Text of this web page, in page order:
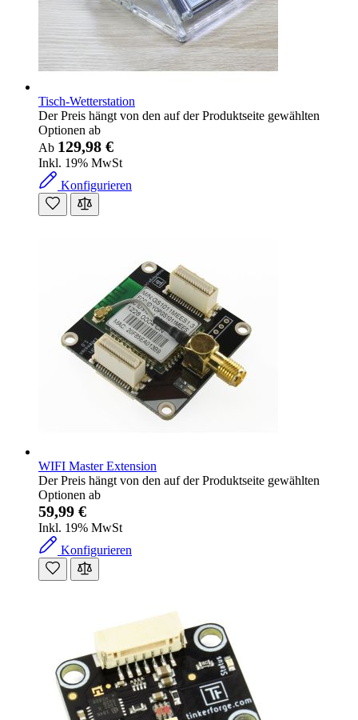
Tisch-Wetterstation
Der Preis hängt von den auf der Produktseite gewählten
Optionen ab
Ab 129,98 €
Inkl. 19% MwSt
Konfigurieren
WIFI Master Extension
Der Preis hängt von den auf der Produktseite gewählten
Optionen ab
59,99 €
Inkl. 19% MwSt
Konfigurieren